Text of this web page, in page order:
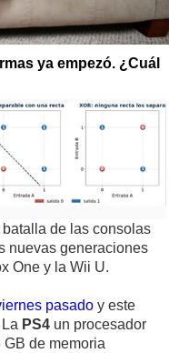
ya empezó. ¿Cuál
de las consolas
nuevas generaciones
One y la Wii U.
pasado y este
PS4 un procesador
de memoria